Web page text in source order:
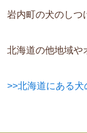
岩内町の犬のしつ
北海道の他地域や
>>北海道にある